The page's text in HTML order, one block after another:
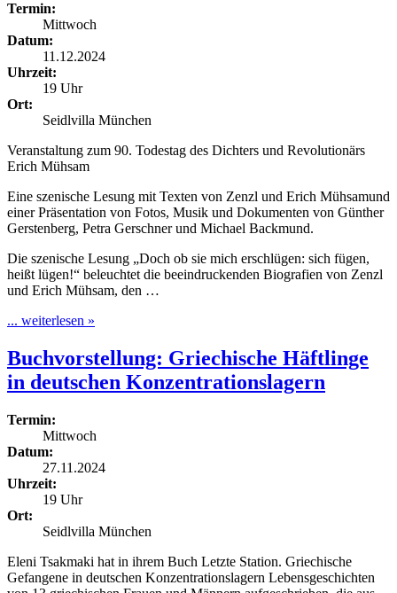
Termin:
Mittwoch
Datum:
11.12.2024
Uhrzeit:
19 Uhr
Ort:
Seidlvilla München
Veranstaltung zum 90. Todestag des Dichters und Revolutionärs
Erich Mühsam
Eine szenische Lesung mit Texten von Zenzl und Erich Mühsamund
einer Präsentation von Fotos, Musik und Dokumenten von Günther
Gerstenberg, Petra Gerschner und Michael Backmund.
Die szenische Lesung „Doch ob sie mich erschlügen: sich fügen,
heißt lügen!“ beleuchtet die beeindruckenden Biografien von Zenzl
und Erich Mühsam, den …
... weiterlesen »
Buchvorstellung: Griechische Häftlinge
in deutschen Konzentrationslagern
Termin:
Mittwoch
Datum:
27.11.2024
Uhrzeit:
19 Uhr
Ort:
Seidlvilla München
Eleni Tsakmaki hat in ihrem Buch Letzte Station. Griechische
Gefangene in deutschen Konzentrationslagern Lebensgeschichten